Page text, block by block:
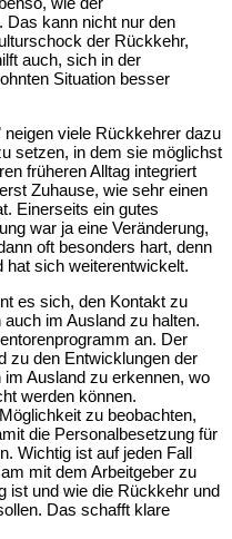
Das kann nicht nur den
der Rückkehr,
auch, sich in der
Situation besser
neigen viele Rückkehrer dazu
setzen, in dem sie möglichst
früheren Alltag integriert
Zuhause, wie sehr einen
Einerseits ein gutes
war ja eine Veränderung,
oft besonders hart, denn
hat sich weiterentwickelt.
es sich, den Kontakt zu
im Ausland zu halten.
an. Der
zu den Entwicklungen der
Ausland zu erkennen, wo
werden können.
zu beobachten,
die Personalbesetzung für
Wichtig ist auf jeden Fall
mit dem Arbeitgeber zu
ist und wie die Rückkehr und
Das schafft klare